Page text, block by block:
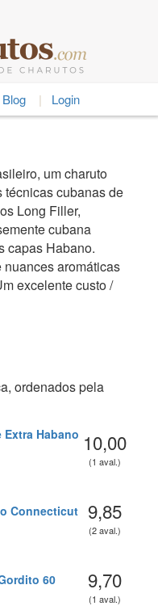
Blog | Login
um charuto
técnicas cubanas de
Long Filler,
cubana
capas Habano.
aromáticas
excelente custo /
ordenados pela
Extra Habano 10,00
(1 aval.)
Connecticut 9,85
(2 aval.)
60 9,70
(1 aval.)